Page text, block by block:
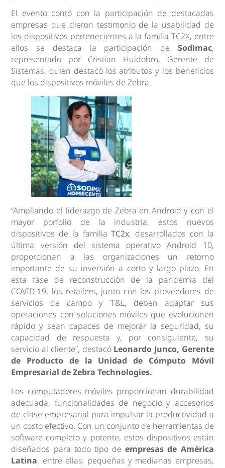
El evento contó con la participación de destacadas
empresas que dieron testimonio de la usabilidad de
los dispositivos pertenecientes a la familia TC2X, entre
ellos se destaca la participación de Sodimac,
representado por Cristian Huidobro, Gerente de
Sistemas, quien destacó los atributos y los beneficios
que los dispositivos móviles de Zebra.
“Ampliando el liderazgo de Zebra en Android y con el
mayor porfolio de la industria, estos nuevos
dispositivos de la familia TC2x, desarrollados con la
última versión del sistema operativo Android 10,
proporcionan a las organizaciones un retorno
importante de su inversión a corto y largo plazo. En
esta fase de reconstrucción de la pandemia del
COVID-19, los retailers, junto con los proveedores de
servicios de campo y T&L, deben adaptar sus
operaciones con soluciones móviles que evolucionen
rápido y sean capaces de mejorar la seguridad, su
capacidad de respuesta y, por consiguiente, su
servicio al cliente”, destacó Leonardo Junco, Gerente
de Producto de la Unidad de Cómputo Móvil
Empresarial de Zebra Technologies.
Los computadores móviles proporcionan durabilidad
adecuada, funcionalidades de negocio y accesorios
de clase empresarial para impulsar la productividad a
un costo efectivo. Con un conjunto de herramientas de
software completo y potente, estos dispositivos están
diseñados para todo tipo deempresas de América
Latina, entre ellas, pequeñas y medianas empresas,